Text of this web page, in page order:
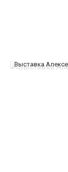
Выставка